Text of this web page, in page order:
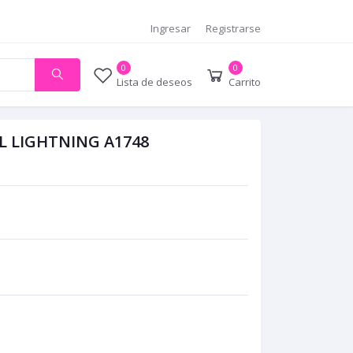
Ingresar Registrarse
0
Lista de deseos
0
Carrito
LIGHTNING A1748